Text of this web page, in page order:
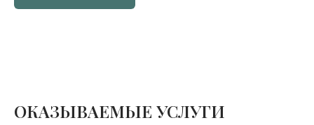
ОКАЗЫВАЕМЫЕ УСЛУГИ